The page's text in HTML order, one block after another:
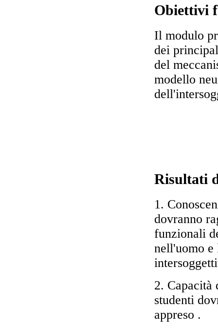
Obiettivi
Il modulo
dei
del
modello
Risultati
1.
dovranno
funzionali
nell'uomo
2. Capacità
studenti
appreso .